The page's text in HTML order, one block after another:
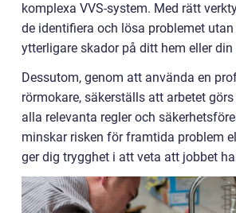
komplexa VVS-system. Med rätt
de identifiera och lösa problemet
ytterligare skador på ditt hem eller
Dessutom, genom att använda en
rörmokare, säkerställs att arbetet
alla relevanta regler och
minskar risken för framtida problem
ger dig trygghet i att veta att jobbet